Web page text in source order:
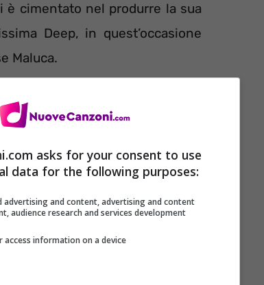
è cimentato nel produrre la sua
Deep, in quest’occasione
Maluca.
stile Don Diablo, vediamo tanti
da pochissime parole.
asks for your consent to use
data for the following purposes:
advertising and content, advertising and content
audience research and services development
access information on a device